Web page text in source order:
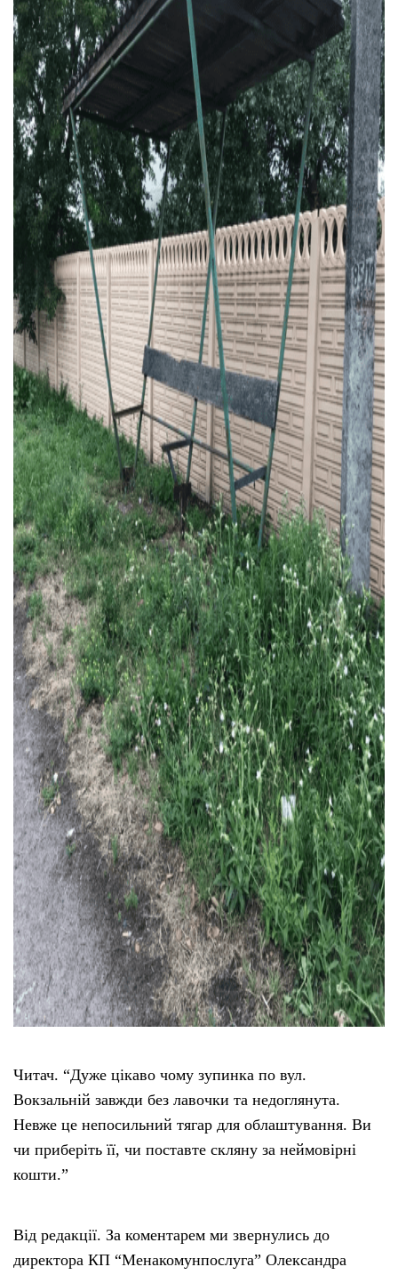
Читач. “Дуже цікаво чому зупинка по вул.
Вокзальній завжди без лавочки та недоглянута.
Невже це непосильний тягар для облаштування. Ви
чи приберіть її, чи поставте скляну за неймовірні
кошти.”
Від редакції. За коментарем ми звернулись до
директора КП “Менакомунпослуга” Олександра